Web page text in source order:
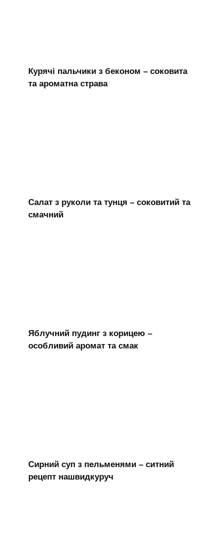
Курячі пальчики з беконом – соковита
та ароматна страва
Салат з руколи та тунця – соковитий та
смачний
Яблучний пудинг з корицею –
особливий аромат та смак
Сирний суп з пельменями – ситний
рецепт нашвидкуруч